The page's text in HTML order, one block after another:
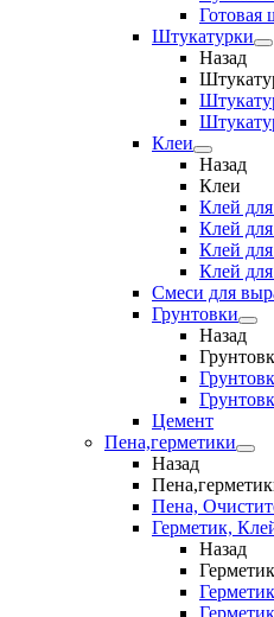
Готовая
Штукатурки
Назад
Клеи
Назад
Клеи
Клей
Клей
Клей
Клей
Смеси для
Грунтовки
Назад
Цемент
Пена,герметики
Назад
Пена,
Герметик,
Назад